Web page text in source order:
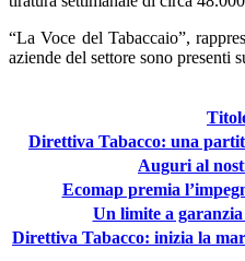
“La Voce del Tabaccaio”,
aziende del settore sono presenti
Direttiva Tabacco: una
Auguri al
Ecomap premia
Un limite a
Direttiva Tabacco: inizia la